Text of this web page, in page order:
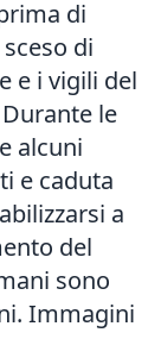
di
di
e i vigili del
le
alcuni
e caduta
a
del
sono
Immagini